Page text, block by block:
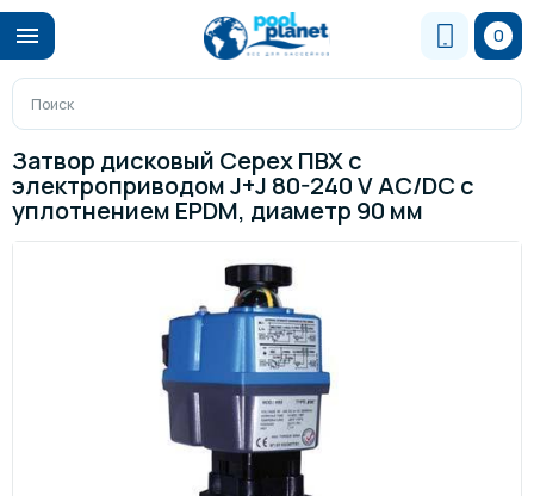
0
Затвор дисковый Cepex ПВХ с
электроприводом J+J 80-240 V AC/DC с
уплотнением EPDM, диаметр 90 мм